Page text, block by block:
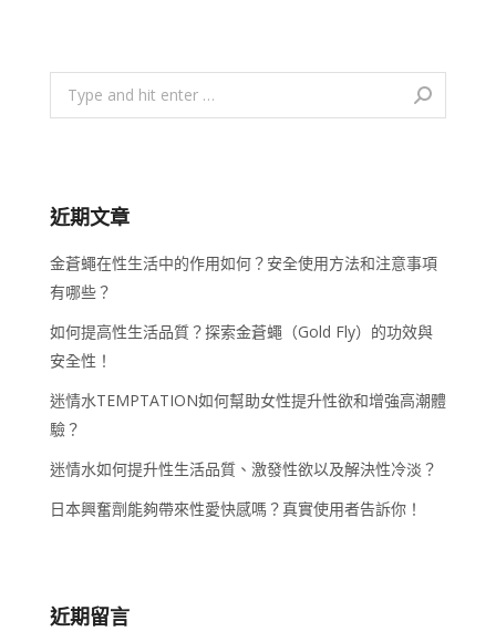
Search:
近期文章
金蒼蠅在性生活中的作用如何？安全使用方法和注意事項
有哪些？
如何提高性生活品質？探索金蒼蠅（Gold Fly）的功效與
安全性！
迷情水TEMPTATION如何幫助女性提升性欲和增強高潮體
驗？
迷情水如何提升性生活品質、激發性欲以及解決性冷淡？
日本興奮劑能夠帶來性愛快感嗎？真實使用者告訴你！
近期留言